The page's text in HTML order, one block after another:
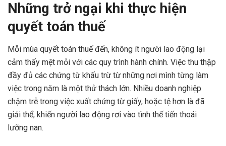
Những trở ngại khi thực hiện
quyết toán thuế
Mỗi mùa quyết toán thuế đến, không ít người lao động lại
cảm thấy mệt mỏi với các quy trình hành chính. Việc thu thập
đầy đủ các chứng từ khấu trừ từ những nơi mình từng làm
việc trong năm là một thử thách lớn. Nhiều doanh nghiệp
chậm trễ trong việc xuất chứng từ giấy, hoặc tệ hơn là đã
giải thể, khiến người lao động rơi vào tình thế tiến thoái
lưỡng nan.